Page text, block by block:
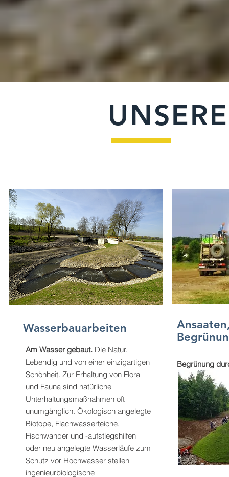
Wasserbauarbeiten
Am Wasser gebaut.Die Natur.
Lebendig und von einer einzigartigen
Schönheit. Zur Erhaltung von Flora
und Fauna sind natürliche
Unterhaltungsmaßnahmen oft
unumgänglich. Ökologisch angelegte
Für uns
der
Andeckung
Wasserbauarbeiten
Am Wasser gebaut. Die Natur.
Lebendig und von einer einzigartigen
Schönheit. Zur Erhaltung von Flora
und Fauna sind natürliche
Unterhaltungsmaßnahmen oft
unumgänglich. Ökologisch angelegte
Biotope, Flachwasserteiche,
Fischwander und -aufstiegshilfen
oder neu angelegte Wasserläufe zum
Schutz vor Hochwasser stellen
ingenieurbiologische
Begrünung